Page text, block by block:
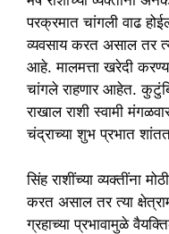
परक्रमात चांगली वाढ
व्यवसाय करत असाल तर
आहे. मालमत्ता खरेदी
चांगले राहणार आहेत.
राखाल राशी स्वामी
चंद्राच्या शुभ प्रभात
सिंह राशींच्या व्यक्तींना
करत असाल तर त्या
ग्रहाच्या प्रभावामुळे